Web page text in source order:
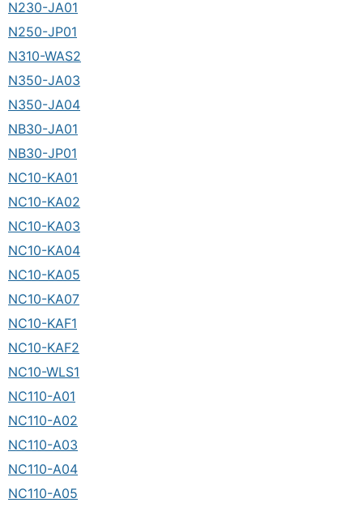
N230-JA01
N250-JP01
N310-WAS2
N350-JA03
N350-JA04
NB30-JA01
NB30-JP01
NC10-KA01
NC10-KA02
NC10-KA03
NC10-KA04
NC10-KA05
NC10-KA07
NC10-KAF1
NC10-KAF2
NC10-WLS1
NC110-A01
NC110-A02
NC110-A03
NC110-A04
NC110-A05